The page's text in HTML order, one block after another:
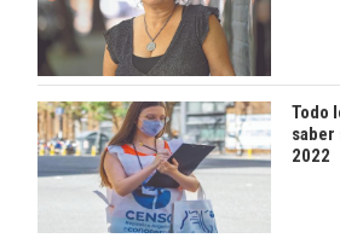
Todo
saber
2022